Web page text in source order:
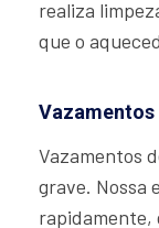
realiza
que o
Vazamentos
Vazamentos
grave. Nossa
rapidamente,